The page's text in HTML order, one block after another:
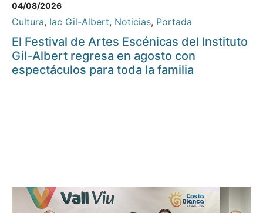
04/08/2026
Cultura, Iac Gil-Albert, Noticias, Portada
El Festival de Artes Escénicas del Instituto
Gil-Albert regresa en agosto con
espectáculos para toda la familia